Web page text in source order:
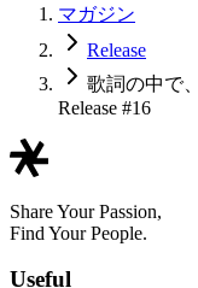
マガジン
Release
歌詞の中で
Release #16
Share Your Passion,
Find Your People.
Useful